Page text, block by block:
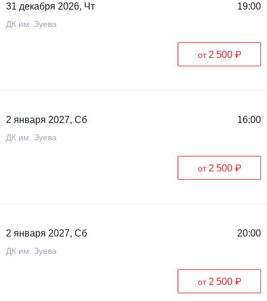
31 декабря 2026, Чт 19:00
ДК им. Зуева
от 2 500 ₽
2 января 2027, Сб 16:00
ДК им. Зуева
от 2 500 ₽
2 января 2027, Сб 20:00
ДК им. Зуева
от 2 500 ₽